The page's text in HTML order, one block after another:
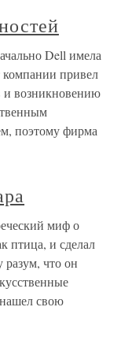
Dell имела
компании привел
и возникновению
поэтому фирма
миф о
птица, и сделал
разум, что он
свою